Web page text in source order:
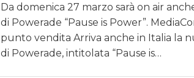
Da domenica 27 marzo sarà on air
di Powerade “Pause is Power”.
punto vendita Arriva anche in Italia la
di Powerade, intitolata “Pause is…